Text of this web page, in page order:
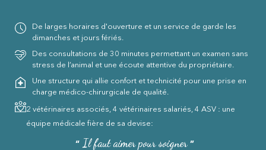
De larges horaires d'ouverture et un service de garde les
dimanches et jours fériés.
Des consultations de 30 minutes permettant un examen sans
stress de l’animal et une écoute attentive du propriétaire.
Une structure qui allie confort et technicité pour une prise en
charge médico‑chirurgicale de qualité.
2 vétérinaires associés, 4 vétérinaires salariés, 4 ASV : une
équipe médicale fière de sa devise:​
“Il faut aimer pour soigner ”